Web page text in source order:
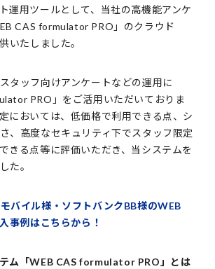
運用ツールとして、当社の高機能アンケ
CAS formulator PRO」のクラウド
いたしました。
タッフ向けアンケートなどの運用に
PRO」をご活用いただいておりま
においては、低価格で利用できる点、シ
、高度なセキュリティ下でスタッフ限定
きる点等に評価いただき、当システムを
た。
バイル様・ソフトバンクBB様のWEB
事例はこちらから！
ム「WEB CAS formulator PRO」とは